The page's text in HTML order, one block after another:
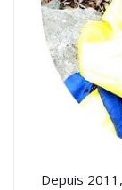
Depuis